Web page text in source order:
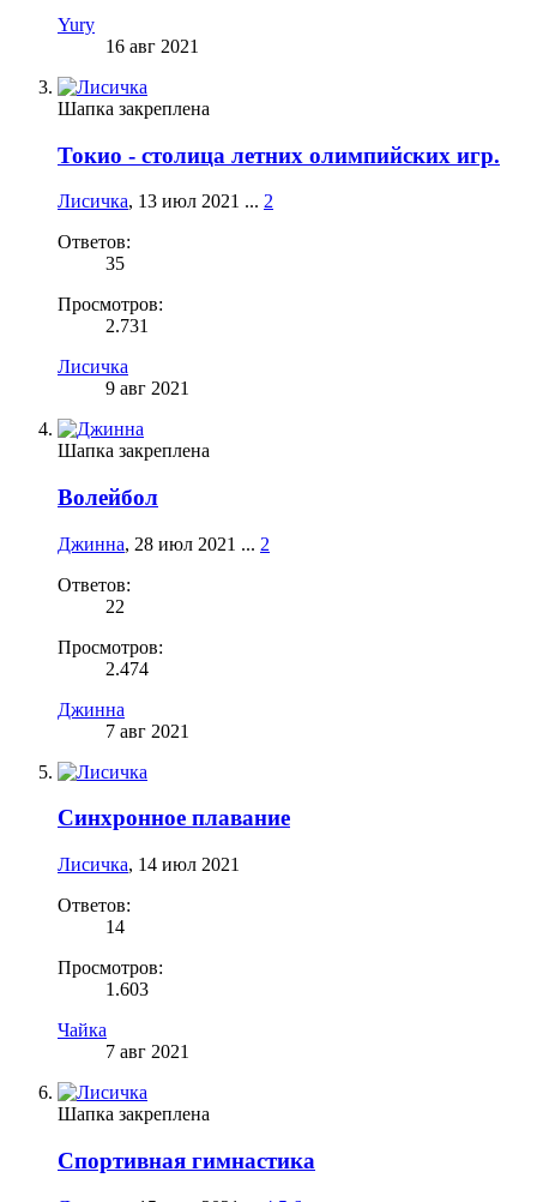
Yury
16 авг 2021
Шапка закреплена
Токио - столица летних олимпийских игр.
Лисичка, 13 июл 2021 ... 2
Ответов:
35
Просмотров:
2.731
Лисичка
9 авг 2021
Шапка закреплена
Волейбол
Джинна, 28 июл 2021 ... 2
Ответов:
22
Просмотров:
2.474
Джинна
7 авг 2021
Синхронное плавание
Лисичка, 14 июл 2021
Ответов:
14
Просмотров:
1.603
Чайка
7 авг 2021
Шапка закреплена
Спортивная гимнастика